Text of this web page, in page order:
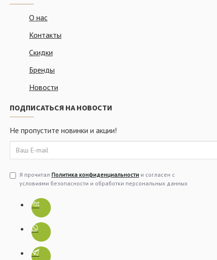
О нас
Контакты
Скидки
Бренды
Новости
ПОДПИСАТЬСЯ НА НОВОСТИ
Не пропустите новинки и акции!
Я прочитал Политика конфиденциальности и согласен с
условиями безопасности и обработки персональных данных